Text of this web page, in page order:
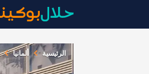
الرئيسية ألمانيا